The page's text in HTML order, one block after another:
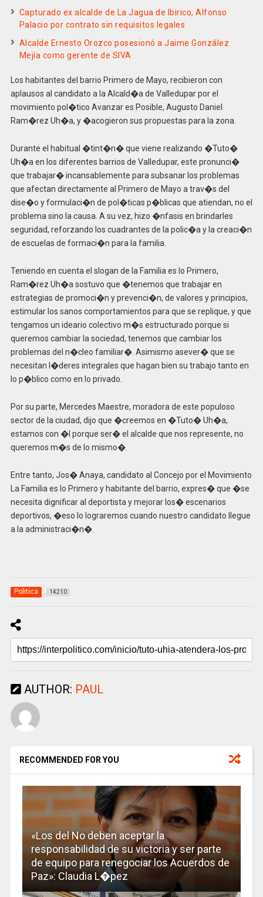
Capturado ex alcalde de La Jagua de Ibirico, Alfonso
Palacio por contrato sin requisitos legales
Alcalde Ernesto Orozco posesionó a Jaime González
Mejía como gerente de SIVA
Los habitantes del barrio Primero de Mayo, recibieron con
aplausos al candidato a la Alcald�a de Valledupar por el
movimiento pol�tico Avanzar es Posible, Augusto Daniel
Ram�rez Uh�a, y �acogieron sus propuestas para la zona.
Durante el habitual �tint�n� que viene realizando �Tuto�
Uh�a en los diferentes barrios de Valledupar, este pronunci�
que trabajar� incansablemente para subsanar los problemas
que afectan directamente al Primero de Mayo a trav�s del
dise�o y formulaci�n de pol�ticas p�blicas que atiendan, no el
problema sino la causa. A su vez, hizo �nfasis en brindarles
seguridad, reforzando los cuadrantes de la polic�a y la creaci�n
de escuelas de formaci�n para la familia.
Teniendo en cuenta el slogan de la Familia es lo Primero,
Ram�rez Uh�a sostuvo que �tenemos que trabajar en
estrategias de promoci�n y prevenci�n, de valores y principios,
estimular los sanos comportamientos para que se replique, y que
tengamos un ideario colectivo m�s estructurado porque si
queremos cambiar la sociedad, tenemos que cambiar los
problemas del n�cleo familiar�. Asimismo asever� que se
necesitan l�deres integrales que hagan bien su trabajo tanto en
lo p�blico como en lo privado.
Por su parte, Mercedes Maestre, moradora de este populoso
sector de la ciudad, dijo que �creemos en �Tuto� Uh�a,
estamos con �l porque ser� el alcalde que nos represente, no
queremos m�s de lo mismo�.
Entre tanto, Jos� Anaya, candidato al Concejo por el Movimiento
La Familia es lo Primero y habitante del barrio, expres� que �se
necesita dignificar al deportista y mejorar los� escenarios
deportivos, �eso lo lograremos cuando nuestro candidato llegue
a la administraci�n�.
Politica 14210
AUTHOR: PAUL
RECOMMENDED FOR YOU
«Los del No deben aceptar la
responsabilidad de su victoria y ser parte
de equipo para renegociar los Acuerdos de
Paz»: Claudia L�pez